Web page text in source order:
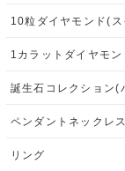
10粒ダイヤモンド(
1カラットダイヤモ
誕生石コレクション(
ペンダントネックレス
リング